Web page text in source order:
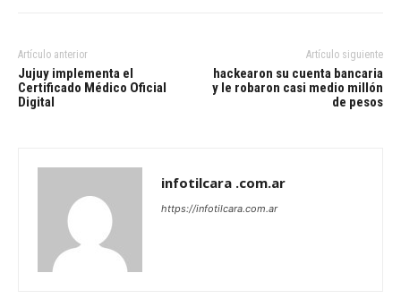
Artículo anterior
Jujuy implementa el
Certificado Médico Oficial
Digital
Artículo siguiente
hackearon su cuenta bancaria
y le robaron casi medio millón
de pesos
infotilcara .com.ar
https://infotilcara.com.ar